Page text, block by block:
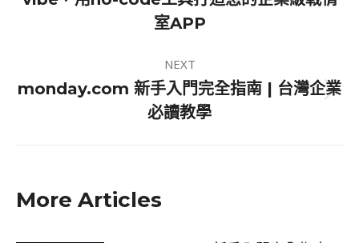
post:
室APP
NEXT
Next
post:
monday.com 新手入門完全指南 | 台灣企業
必讀教學
More Articles